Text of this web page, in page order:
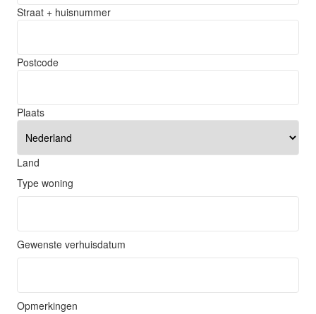
Straat + huisnummer
Postcode
Plaats
Land
Type woning
Gewenste verhuisdatum
Opmerkingen